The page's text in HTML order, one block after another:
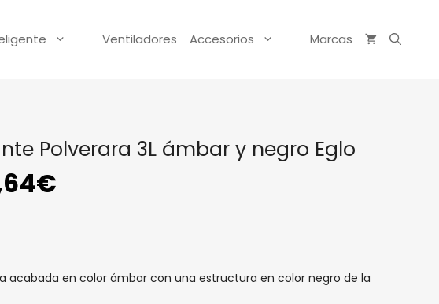
Ventiladores Accesorios Marcas
Polverara 3L ámbar y negro Eglo
€
acabada en color ámbar con una estructura en color negro de la